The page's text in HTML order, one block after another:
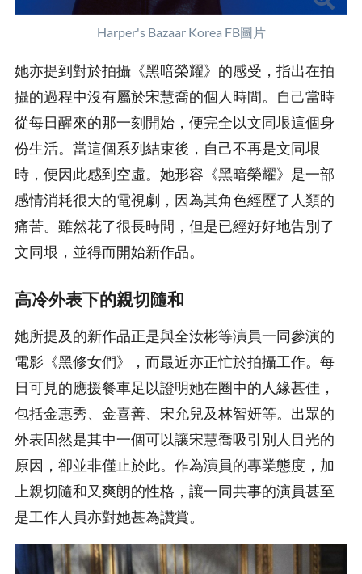
Harper's Bazaar Korea FB圖片
她亦提到對於拍攝《黑暗榮耀》的感受，指出在拍
攝的過程中沒有屬於宋慧喬的個人時間。自己當時
從每日醒來的那一刻開始，便完全以文同垠這個身
份生活。當這個系列結束後，自己不再是文同垠
時，便因此感到空虛。她形容《黑暗榮耀》是一部
感情消耗很大的電視劇，因為其角色經歷了人類的
痛苦。雖然花了很長時間，但是已經好好地告別了
文同垠，並得而開始新作品。
高冷外表下的親切隨和
她所提及的新作品正是與全汝彬等演員一同參演的
電影《黑修女們》，而最近亦正忙於拍攝工作。每
日可見的應援餐車足以證明她在圈中的人緣甚佳，
包括金惠秀、金喜善、宋允兒及林智妍等。出眾的
外表固然是其中一個可以讓宋慧喬吸引別人目光的
原因，卻並非僅止於此。作為演員的專業態度，加
上親切隨和又爽朗的性格，讓一同共事的演員甚至
是工作人員亦對她甚為讚賞。